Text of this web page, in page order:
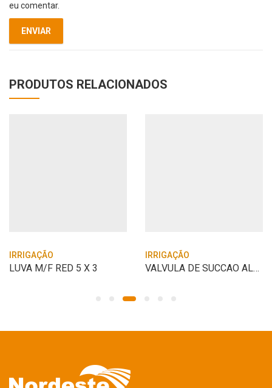
eu comentar.
PRODUTOS RELACIONADOS
IRRIGAÇÃO
LUVA M/F RED 5 X 3
IRRIGAÇÃO
VALVULA DE SUCCAO ALUMINIUM 4″ FUNDO DE